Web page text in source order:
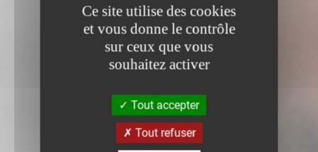
Ce site utilise des cookies
et vous donne le contrôle
sur ceux que vous
souhaitez activer
Tout accepter
Tout refuser